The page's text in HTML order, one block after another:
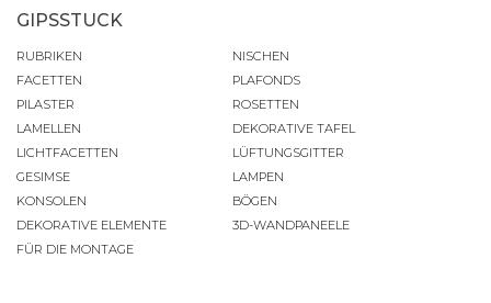
GIPSSTUCK
RUBRIKEN
FACETTEN
PILASTER
LAMELLEN
LICHTFACETTEN
GESIMSE
KONSOLEN
DEKORATIVE ELEMENTE
FÜR DIE MONTAGE
NISCHEN
PLAFONDS
ROSETTEN
DEKORATIVE TAFEL
LÜFTUNGSGITTER
LAMPEN
BÖGEN
3D-WANDPANEELE